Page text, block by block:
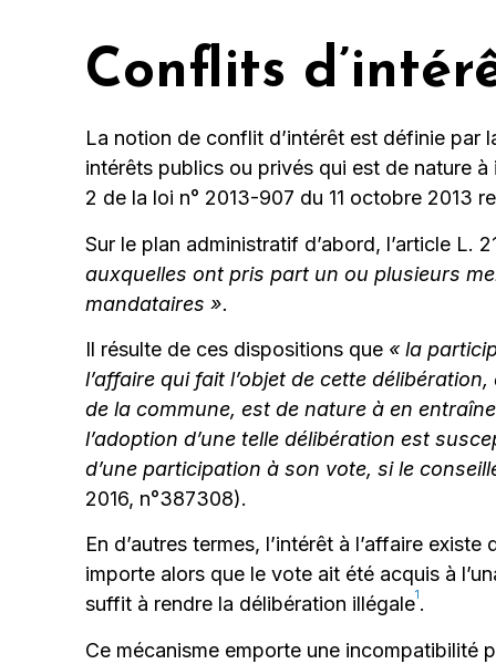
Conflits
La notion de conflit d’intérêt est définie par
intérêts publics ou privés qui est de nature
2 de la loi n° 2013-907 du 11 octobre 2013
Sur le plan administratif d’abord, l’article L.
auxquelles ont pris part un ou plusieurs
mandataires ».
Il résulte de ces dispositions que « la
l’affaire qui fait l’objet de cette
de la commune, est de nature à en
l’adoption d’une telle délibération est
d’une participation à son vote, si le
2016, n°387308).
En d’autres termes, l’intérêt à l’affaire
importe alors que le vote ait été acquis à
suffit à rendre la délibération illégale1.
Ce mécanisme emporte une incompatibilité